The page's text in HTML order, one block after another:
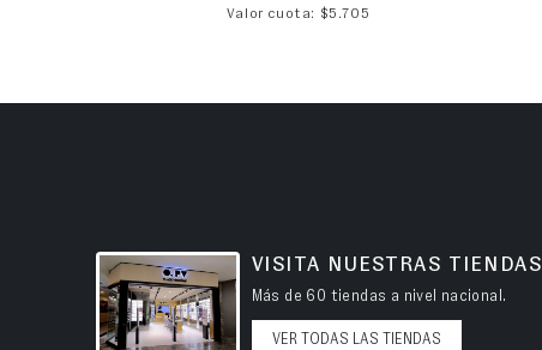
Valor cuota: $5.705
VISITA NUESTRAS TIENDAS
Más de 60 tiendas a nivel nacional.
VER TODAS LAS TIENDAS